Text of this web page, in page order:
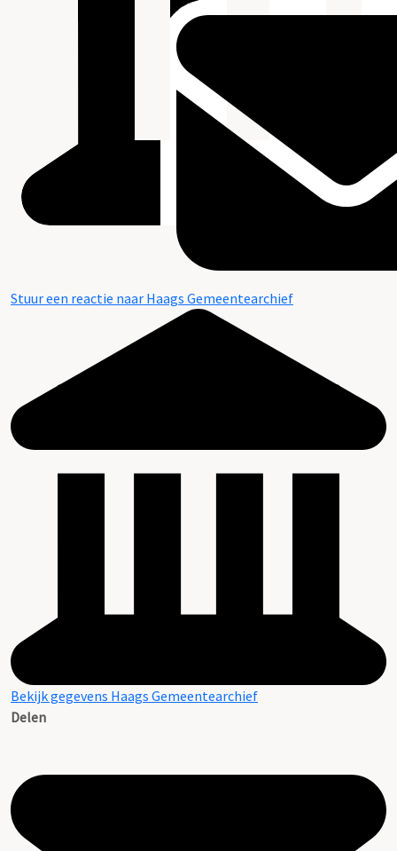
Stuur een reactie naar Haags Gemeentearchief
Bekijk gegevens Haags Gemeentearchief
Delen